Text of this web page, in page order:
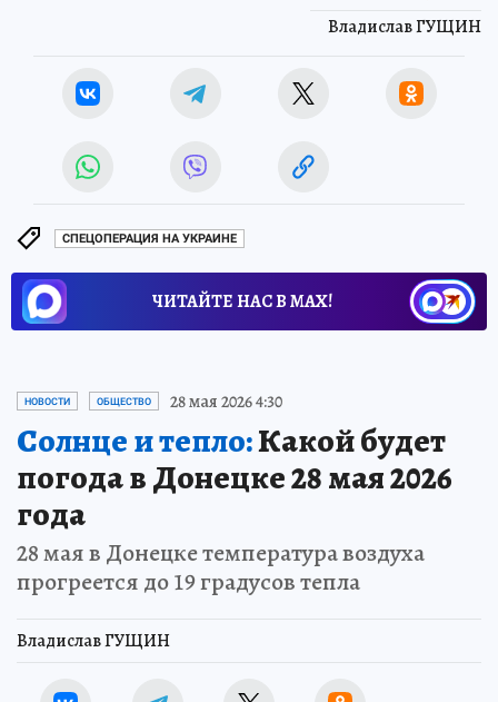
Владислав ГУЩИН
СПЕЦОПЕРАЦИЯ НА УКРАИНЕ
ЧИТАЙТЕ НАС В МАХ!
НОВОСТИ ОБЩЕСТВО 28 мая 2026 4:30
Солнце и тепло:Какой будет
погода в Донецке 28 мая 2026
года
28 мая в Донецке температура воздуха
прогреется до 19 градусов тепла
Владислав ГУЩИН